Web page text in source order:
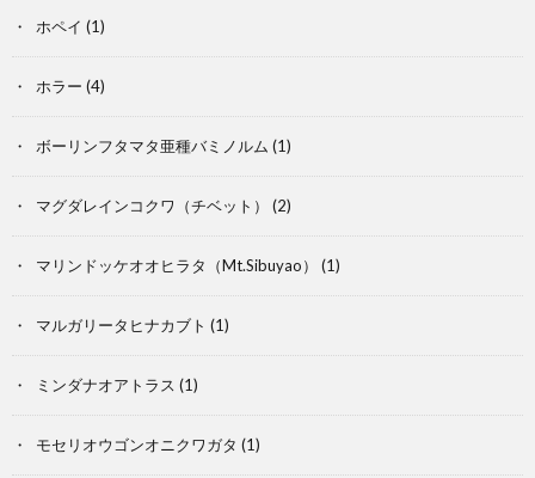
ム
映
画
ホペイ (1)
ホラー (4)
ボーリンフタマタ亜種バミノルム (1)
マグダレインコクワ（チベット） (2)
マリンドッケオオヒラタ（Mt.Sibuyao） (1)
マルガリータヒナカブト (1)
ミンダナオアトラス (1)
モセリオウゴンオニクワガタ (1)